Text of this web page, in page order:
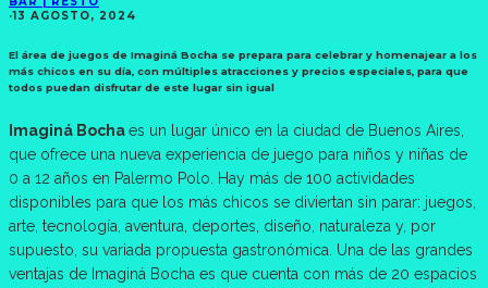
·13 AGOSTO, 2024
El área de juegos de Imaginá Bocha se prepara para celebrar y homenajear a los
más chicos en su día, con múltiples atracciones y precios especiales, para que
todos puedan disfrutar de este lugar sin igual
Imaginá Bochaes un lugar único en la ciudad de Buenos Aires,
que ofrece una nueva experiencia de juego para niños y niñas de
0 a 12 años en Palermo Polo. Hay más de 100 actividades
disponibles para que los más chicos se diviertan sin parar: juegos,
arte, tecnología, aventura, deportes, diseño, naturaleza y, por
supuesto, su variada propuesta gastronómica. Una de las grandes
ventajas de Imaginá Bocha es que cuenta con más de 20 espacios